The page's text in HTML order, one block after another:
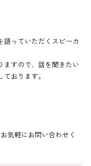
っていただくスピーカ
ますので、話を聞きたい
おります。
気軽にお問い合わせく